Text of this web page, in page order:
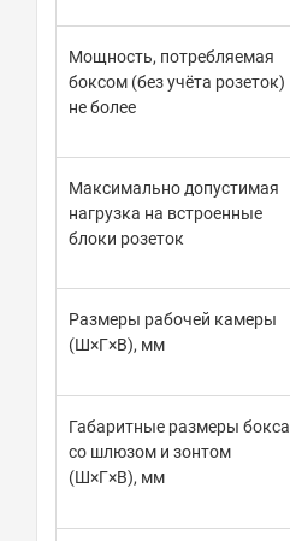
Мощность, потребляемая
боксом (без учёта розеток)
не более
Максимально допустимая
нагрузка на встроенные
блоки розеток
Размеры рабочей камеры
(Ш×Г×В), мм
Габаритные размеры бокса
со шлюзом и зонтом
(Ш×Г×В), мм